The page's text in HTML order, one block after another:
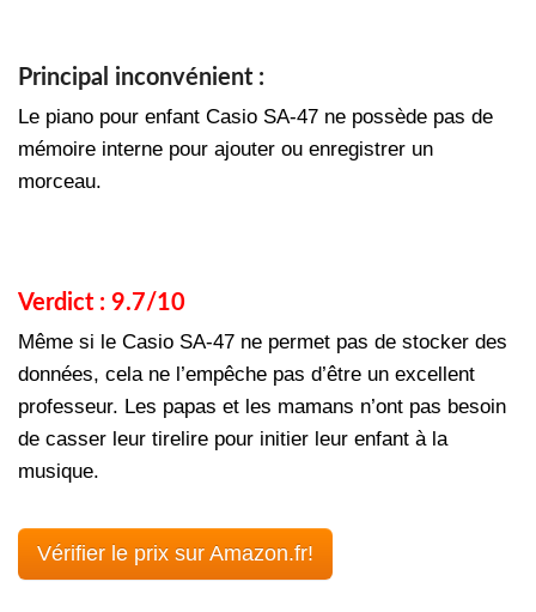
Principal inconvénient :
Le piano pour enfant Casio SA-47 ne possède pas de
mémoire interne pour ajouter ou enregistrer un
morceau.
Verdict : 9.7/10
Même si le Casio SA-47 ne permet pas de stocker des
données, cela ne l’empêche pas d’être un excellent
professeur. Les papas et les mamans n’ont pas besoin
de casser leur tirelire pour initier leur enfant à la
musique.
Vérifier le prix sur Amazon.fr!